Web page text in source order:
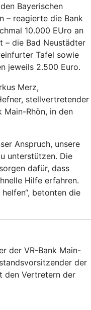
Bayerischen
– reagierte die Bank
10.000 EUro an
– die Bad Neustädter
Tafel sowie
jeweils 2.500 Euro.
Merz,
stellvertretender
Main-Rhön, in den
Anspruch, unsere
unterstützen. Die
dafür, dass
Hilfe erfahren.
betonten die
der VR-Bank Main-
der
den Vertretern der